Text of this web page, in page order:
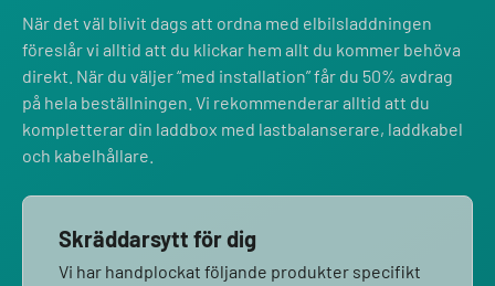
När det väl blivit dags att ordna med elbilsladdningen
föreslår vi alltid att du klickar hem allt du kommer behöva
direkt. När du väljer “med installation” får du 50% avdrag
på hela beställningen. Vi rekommenderar alltid att du
kompletterar din laddbox med lastbalanserare, laddkabel
och kabelhållare.
Skräddarsytt för dig
Vi har handplockat följande produkter specifikt